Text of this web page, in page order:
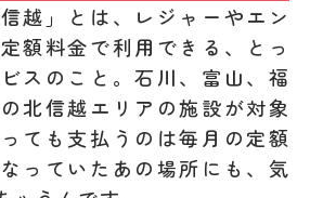
越」とは、レジャーやエン
額料金で利用できる、とっ
スのこと。石川、富山、福
北信越エリアの施設が対象
ても支払うのは毎月の定額
っていたあの場所にも、気